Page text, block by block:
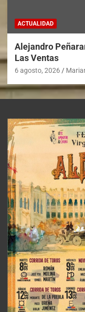
ACTUALIDAD
Alejandro
Las Ventas
6 agosto, 2026